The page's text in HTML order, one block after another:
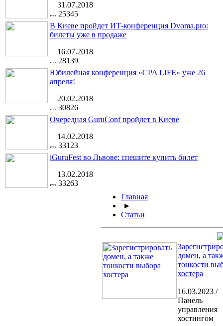
31.07.2018
25345
В Киеве пройдет ИТ-конференция Dvoma.pro:
билеты уже в продаже
16.07.2018
28139
Юбилейная конференция «CPA LIFE» уже 26
апреля!
20.02.2018
30826
Очередная GuruConf пройдет в Киеве
14.02.2018
33123
iGuruFest во Львове: спешите купить билет
13.02.2018
33263
Главная
►
Статьи
домен, а
тонкости
хостера
16.03.2023 /
Панель
управления
хостингом